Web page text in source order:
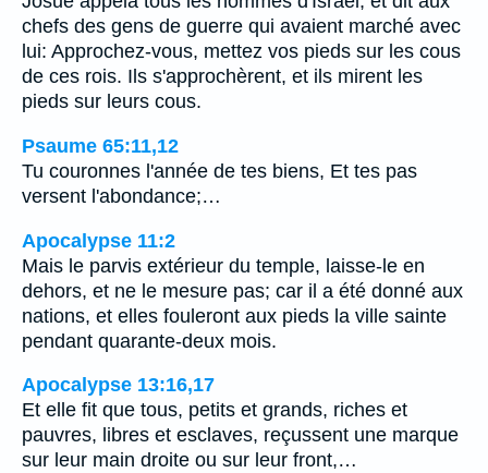
chefs des gens de guerre qui avaient marché avec
lui: Approchez-vous, mettez vos pieds sur les cous
de ces rois. Ils s'approchèrent, et ils mirent les
pieds sur leurs cous.
Psaume 65:11,12
Tu couronnes l'année de tes biens, Et tes pas
versent l'abondance;…
Apocalypse 11:2
Mais le parvis extérieur du temple, laisse-le en
dehors, et ne le mesure pas; car il a été donné aux
nations, et elles fouleront aux pieds la ville sainte
pendant quarante-deux mois.
Apocalypse 13:16,17
Et elle fit que tous, petits et grands, riches et
pauvres, libres et esclaves, reçussent une marque
sur leur main droite ou sur leur front,…